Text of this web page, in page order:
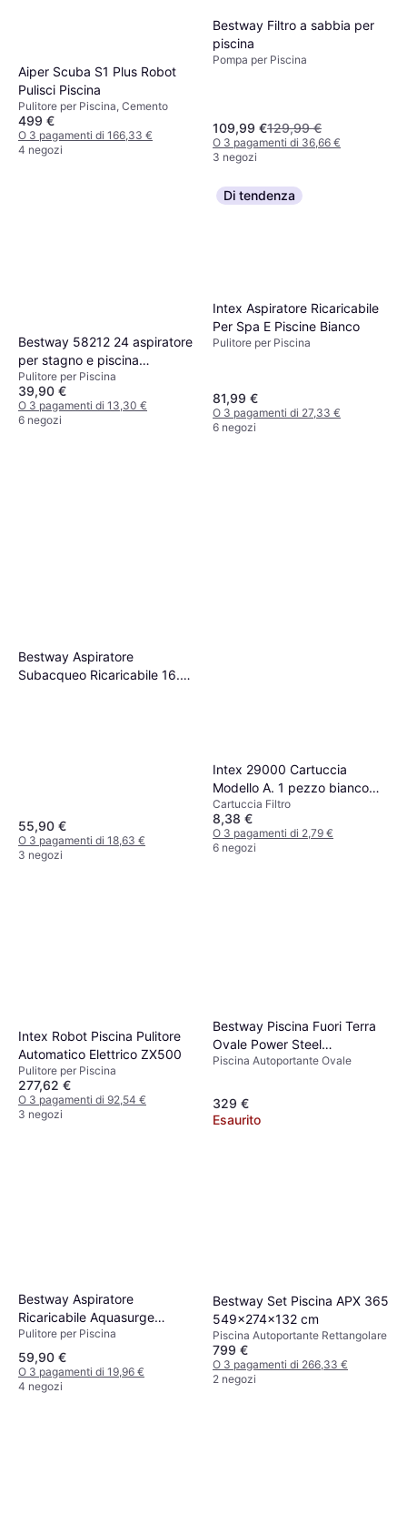
Aiper Scuba S1 Plus Robot
Pulisci Piscina
Pulitore per Piscina, Cemento
499 €
O 3 pagamenti di 166,33 €
4 negozi
Bestway Filtro a sabbia per
piscina
Pompa per Piscina
109,99 €129,99 €
O 3 pagamenti di 36,66 €
3 negozi
Bestway 58212 24 aspiratore
per stagno e piscina
Detergente ad aspirazione
laterale
Pulitore per Piscina
39,90 €
O 3 pagamenti di 13,30 €
6 negozi
Di tendenza
Intex Aspiratore Ricaricabile
Per Spa E Piscine Bianco
Pulitore per Piscina
81,99 €
O 3 pagamenti di 27,33 €
6 negozi
Bestway Aspiratore
Subacqueo Ricaricabile 16.8
55,90 €
O 3 pagamenti di 18,63 €
3 negozi
Intex 29000 Cartuccia
Modello A. 1 pezzo bianco
bianco
Cartuccia Filtro
8,38 €
O 3 pagamenti di 2,79 €
6 negozi
Intex Robot Piscina Pulitore
Automatico Elettrico ZX500
Pulitore per Piscina
277,62 €
O 3 pagamenti di 92,54 €
3 negozi
Bestway Piscina Fuori Terra
Ovale Power Steel
305x200x84 Cm
Piscina Autoportante Ovale
329 €
Esaurito
Bestway Aspiratore
Ricaricabile Aquasurge
58771 16.8x9.8x252cm
Pulitore per Piscina
59,90 €
O 3 pagamenti di 19,96 €
4 negozi
Bestway Set Piscina APX 365
549x274x132 cm
Piscina Autoportante Rettangolare
799 €
O 3 pagamenti di 266,33 €
2 negozi